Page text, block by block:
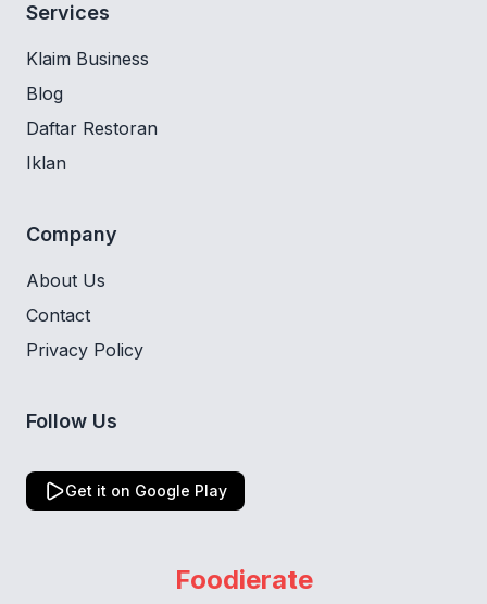
Services
Klaim Business
Blog
Daftar Restoran
Iklan
Company
About Us
Contact
Privacy Policy
Follow Us
Get it on Google Play
Foodierate